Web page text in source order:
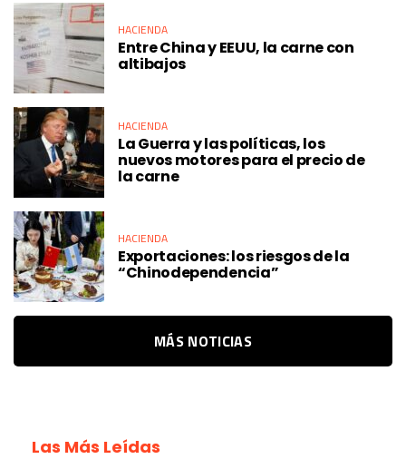
HACIENDA
Entre China y EEUU, la carne con
altibajos
HACIENDA
La Guerra y las políticas, los
nuevos motores para el precio de
la carne
HACIENDA
Exportaciones: los riesgos de la
“Chinodependencia”
MÁS NOTICIAS
Las Más Leídas